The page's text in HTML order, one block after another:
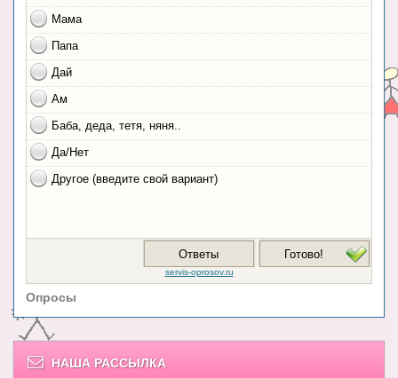
Опросы
НАША РАССЫЛКА